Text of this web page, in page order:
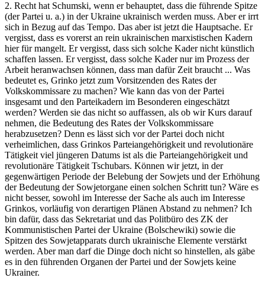
2. Recht hat Schumski, wenn er behauptet, dass die führende Spitze
(der Partei u. a.) in der Ukraine ukrainisch werden muss. Aber er irrt
sich in Bezug auf das Tempo. Das aber ist jetzt die Hauptsache. Er
vergisst, dass es vorerst an rein ukrainischen marxistischen Kadern
hier für mangelt. Er vergisst, dass sich solche Kader nicht künstlich
schaffen lassen. Er vergisst, dass solche Kader nur im Prozess der
Arbeit heranwachsen können, dass man dafür Zeit braucht ... Was
bedeutet es, Grinko jetzt zum Vorsitzenden des Rates der
Volkskommissare zu machen? Wie kann das von der Partei
insgesamt und den Parteikadern im Besonderen eingeschätzt
werden? Werden sie das nicht so auffassen, als ob wir Kurs darauf
nehmen, die Bedeutung des Rates der Volkskommissare
herabzusetzen? Denn es lässt sich vor der Partei doch nicht
verheimlichen, dass Grinkos Parteiangehörigkeit und revolutionäre
Tätigkeit viel jüngeren Datums ist als die Parteiangehörigkeit und
revolutionäre Tätigkeit Tschubars. Können wir jetzt, in der
gegenwärtigen Periode der Belebung der Sowjets und der Erhöhung
der Bedeutung der Sowjetorgane einen solchen Schritt tun? Wäre es
nicht besser, sowohl im Interesse der Sache als auch im Interesse
Grinkos, vorläufig von derartigen Plänen Abstand zu nehmen? Ich
bin dafür, dass das Sekretariat und das Politbüro des ZK der
Kommunistischen Partei der Ukraine (Bolschewiki) sowie die
Spitzen des Sowjetapparats durch ukrainische Elemente verstärkt
werden. Aber man darf die Dinge doch nicht so hinstellen, als gäbe
es in den führenden Organen der Partei und der Sowjets keine
Ukrainer.